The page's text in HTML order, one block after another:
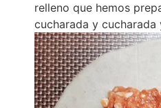
relleno que hemos
cucharada y cucharada